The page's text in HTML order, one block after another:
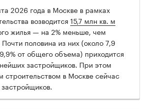
2026 года в Москве в рамках
возводится15,7 млн кв. м
жилья — на 2% меньше, чем
половина из них (около 7,9
от общего объема) приходится
застройщиков. При этом
строительством в Москве сейчас